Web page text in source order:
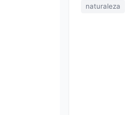
naturaleza